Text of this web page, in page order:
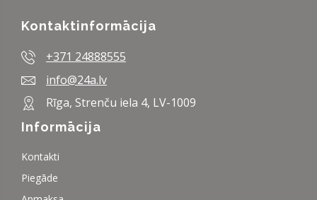
Kontaktinformācija
+371 24888555
info@24a.lv
Rīga, Strenču iela 4, LV-1009
Informācija
Kontakti
Piegāde